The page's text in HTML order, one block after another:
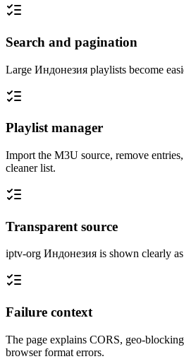
Search and pagination
Large Индонезия playlists become
Playlist manager
Import the M3U source, remove
cleaner list.
Transparent source
iptv-org Индонезия is shown clearly
Failure context
The page explains CORS, geo-
browser format errors.